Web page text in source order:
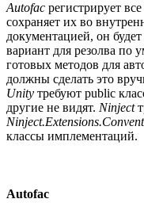
Autofac регистрирует
сохраняет их во
документацией, он
вариант для резолва по
готовых методов для
должны сделать это
Unity требуют public
другие не видят. Ninject
классы имплементаций.
Autofac